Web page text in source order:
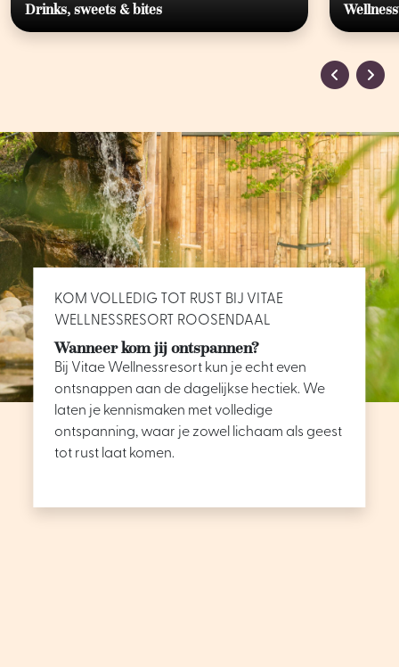
Drinks, sweets & bites
KOM VOLLEDIG TOT RUST BIJ VITAE
WELLNESSRESORT ROOSENDAAL
Wanneer kom jij ontspannen?
Bij Vitae Wellnessresort kun je echt even
ontsnappen aan de dagelijkse hectiek. We
laten je kennismaken met volledige
ontspanning, waar je zowel lichaam als geest
tot rust laat komen.